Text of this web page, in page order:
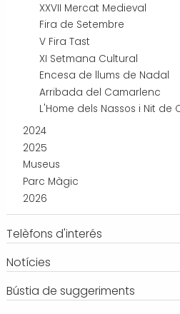
XXVII Mercat Medieval
Fira de Setembre
V Fira Tast
XI Setmana Cultural
Encesa de llums de Nadal
Arribada del Camarlenc
L'Home dels Nassos i Nit de
2024
2025
Museus
Parc Màgic
2026
Telèfons d'interés
Notícies
Bústia de suggeriments